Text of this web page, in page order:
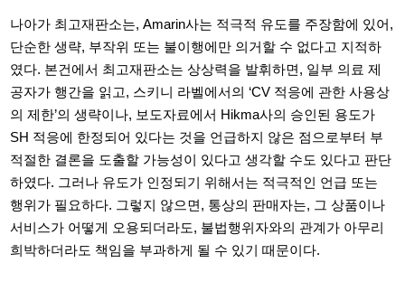
나아가 최고재판소는, Amarin사는 적극적 유도를 주장함에 있어,
단순한 생략, 부작위 또는 불이행에만 의거할 수 없다고 지적하
였다. 본건에서 최고재판소는 상상력을 발휘하면, 일부 의료 제
공자가 행간을 읽고, 스키니 라벨에서의 ‘CV 적응에 관한 사용상
의 제한’의 생략이나, 보도자료에서 Hikma사의 승인된 용도가
SH 적응에 한정되어 있다는 것을 언급하지 않은 점으로부터 부
적절한 결론을 도출할 가능성이 있다고 생각할 수도 있다고 판단
하였다. 그러나 유도가 인정되기 위해서는 적극적인 언급 또는
행위가 필요하다. 그렇지 않으면, 통상의 판매자는, 그 상품이나
서비스가 어떻게 오용되더라도, 불법행위자와의 관계가 아무리
희박하더라도 책임을 부과하게 될 수 있기 때문이다.